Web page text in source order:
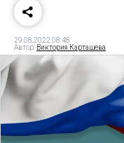
29.08.2022 08:48
Автор: Виктория Карташева